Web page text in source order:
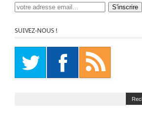
SUIVEZ-NOUS !